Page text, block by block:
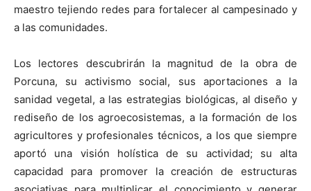
maestro tejiendo redes para fortalecer al campesinado y
a las comunidades.
Los lectores descubrirán la magnitud de la obra de
Porcuna, su activismo social, sus aportaciones a la
sanidad vegetal, a las estrategias biológicas, al diseño y
rediseño de los agroecosistemas, a la formación de los
agricultores y profesionales técnicos, a los que siempre
aportó una visión holística de su actividad; su alta
capacidad para promover la creación de estructuras